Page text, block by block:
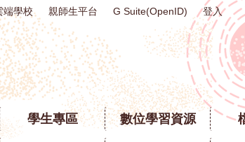
端學校 親師生平台 G Suite(OpenID) 登入
學生專區 數位學習資源